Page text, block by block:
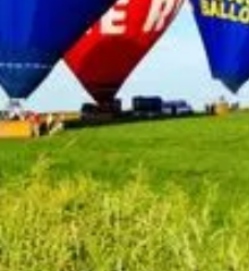
Sicherheit
Ballonfahrt –
vorbereitet
Sicherheit steht bei
Stelle. Jede Ballonfahrt
Wetterlage statt. Unsere
Sicht vor jedem Start über
Wichtige Hinweise:
Ab 6 Jahren und